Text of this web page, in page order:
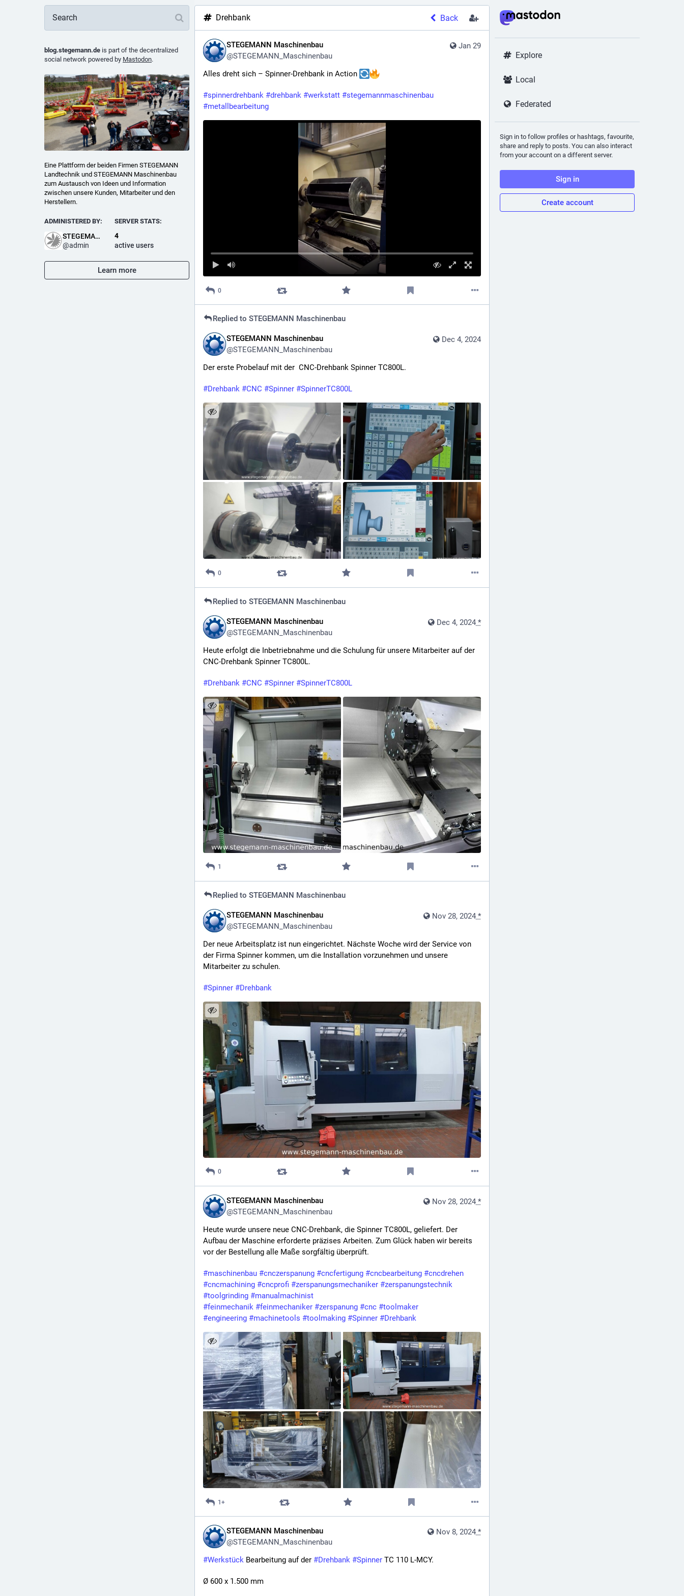
blog.stegemann.de is part of the decentralized
social network powered by Mastodon.
Eine Plattform der beiden Firmen STEGEMANN
Landtechnik und STEGEMANN Maschinenbau
zum Austausch von Ideen und Information
zwischen unsere Kunden, Mitarbeiter und den
Herstellern.
ADMINISTERED BY:
STEGEMANN Landtechnik
@admin
SERVER STATS:
4
active users
Learn more
Drehbank Back
Jan 29
STEGEMANN Maschinenbau
@STEGEMANN_Maschinenbau
Alles dreht sich – Spinner-Drehbank in Action
#spinnerdrehbank #drehbank #werkstatt #stegemannmaschinenbau
#metallbearbeitung
0
Replied toSTEGEMANN Maschinenbau
Dec 4, 2024
STEGEMANN Maschinenbau
@STEGEMANN_Maschinenbau
Der erste Probelauf mit der  CNC-Drehbank Spinner TC800L.
#Drehbank #CNC #Spinner #SpinnerTC800L
0
Replied toSTEGEMANN Maschinenbau
Dec 4, 2024 *
STEGEMANN Maschinenbau
@STEGEMANN_Maschinenbau
Heute erfolgt die Inbetriebnahme und die Schulung für unsere Mitarbeiter auf der
CNC-Drehbank Spinner TC800L.
#Drehbank #CNC #Spinner #SpinnerTC800L
1
Replied toSTEGEMANN Maschinenbau
Nov 28, 2024 *
STEGEMANN Maschinenbau
@STEGEMANN_Maschinenbau
Der neue Arbeitsplatz ist nun eingerichtet. Nächste Woche wird der Service von
der Firma Spinner kommen, um die Installation vorzunehmen und unsere
Mitarbeiter zu schulen.
#Spinner #Drehbank
0
Nov 28, 2024 *
STEGEMANN Maschinenbau
@STEGEMANN_Maschinenbau
Heute wurde unsere neue CNC-Drehbank, die Spinner TC800L, geliefert. Der
Aufbau der Maschine erforderte präzises Arbeiten. Zum Glück haben wir bereits
vor der Bestellung alle Maße sorgfältig überprüft.
#maschinenbau #cnczerspanung #cncfertigung #cncbearbeitung #cncdrehen
#cncmachining #cncprofi #zerspanungsmechaniker #zerspanungstechnik
#toolgrinding #manualmachinist
#feinmechanik #feinmechaniker #zerspanung #cnc #toolmaker
#engineering #machinetools #toolmaking #Spinner #Drehbank
1+
Nov 8, 2024 *
STEGEMANN Maschinenbau
@STEGEMANN_Maschinenbau
#Werkstück Bearbeitung auf der #Drehbank #Spinner TC 110 L-MCY.
Ø 600 x 1.500 mm
Explore
Local
Federated
Sign in to follow profiles or hashtags, favourite,
share and reply to posts. You can also interact
from your account on a different server.
Sign in
Create account